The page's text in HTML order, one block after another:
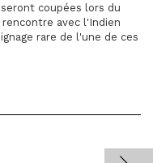
coupées lors du
avec l'Indien
rare de l'une de ces